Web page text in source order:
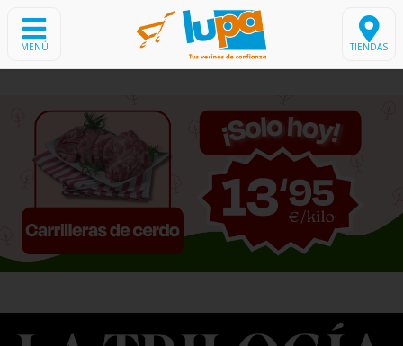
MENÚ TIENDAS